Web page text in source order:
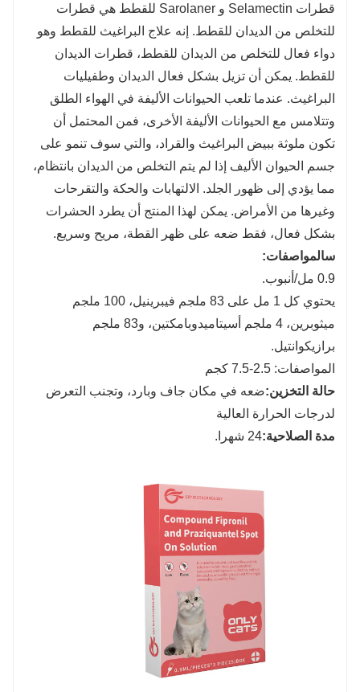
قطرات Selamectin و Sarolaner للقطط هي قطرات
للتخلص من الديدان للقطط. إنه علاج البراغيث للقطط وهو
دواء فعال للتخلص من الديدان للقطط، قطرات الديدان
للقطط. يمكن أن تزيل بشكل فعال الديدان وطفيليات
البراغيث. عندما تلعب الحيوانات الأليفة في الهواء الطلق
وتتلامس مع الحيوانات الأليفة الأخرى، فمن المحتمل أن
تكون ملوثة ببيض البراغيث والقراد، والتي سوف تنمو على
جسم الحيوان الأليف إذا لم يتم التخلص من الديدان بانتظام،
مما يؤدي إلى ظهور الجلد. الالتهابات والحكة والتقرحات
وغيرها من الأمراض. يمكن لهذا المنتج أن يطرد الحشرات
بشكل فعال، فقط ضعه على ظهر القطة، مريح وسريع.
سالمواصفات:
0.9 مل/أنبوب.
يحتوي كل 1 مل على 83 ملجم فيبرينيل، 100 ملجم
ميثوبرين، 4 ملجم أسيتاميدوبامكتين، و83 ملجم
برازيكوانتيل.
المواصفات: 2.5-7.5 كجم
حالة التخزين:ضعه في مكان جاف وبارد، وتجنب التعرض
لدرجات الحرارة العالية
مدة الصلاحية:24 شهرا.